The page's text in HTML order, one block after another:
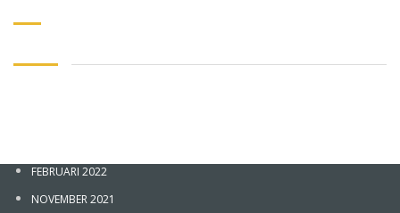
FEBRUARI 2022
NOVEMBER 2021
Sign In